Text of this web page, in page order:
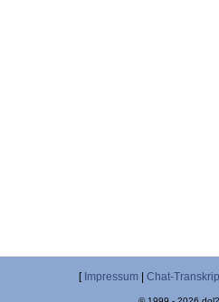
[ Impressum Chat-